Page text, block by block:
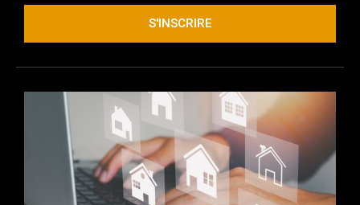
S'INSCRIRE